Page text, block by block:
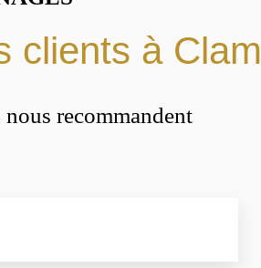
clients à
recommandent